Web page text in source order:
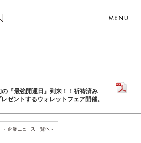
『最強開運日』到来！！祈祷済み
ゼントするウォレットフェア開催。